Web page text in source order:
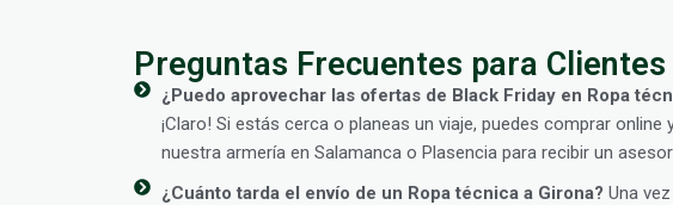
Preguntas Frecuentes para Clientes
¿Puedo aprovechar las ofertas de Black Friday en Ropa
¡Claro! Si estás cerca o planeas un viaje, puedes comprar online
nuestra armería en Salamanca o Plasencia para recibir un
¿Cuánto tarda el envío de un Ropa técnica a Girona? Una